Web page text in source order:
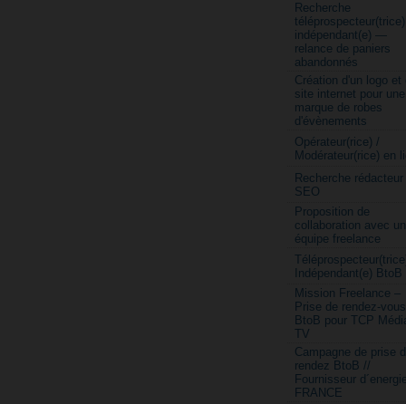
Recherche
téléprospecteur(trice)
indépendant(e) —
relance de paniers
abandonnés
Création d'un logo et
site internet pour une
marque de robes
d'évènements
Opérateur(rice) /
Modérateur(rice) en
Recherche rédacteur
SEO
Proposition de
collaboration avec
équipe freelance
Indépendant(e) BtoB
Mission Freelance –
Prise de rendez-vous
BtoB pour TCP
TV
Campagne de prise
rendez BtoB //
Fournisseur
FRANCE